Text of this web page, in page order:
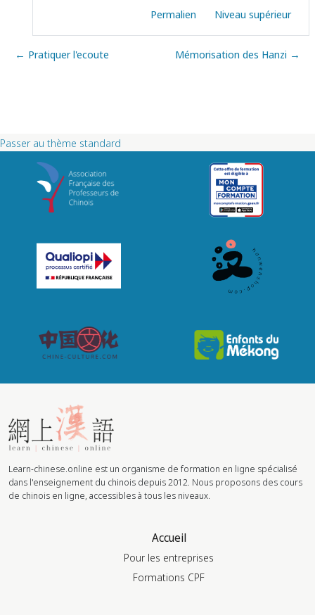
Permalien Niveau supérieur
← Pratiquer l'ecoute Mémorisation des Hanzi →
Passer au thème standard
Learn-chinese.online est un organisme de formation en ligne spécialisé
dans l'enseignement du chinois depuis 2012. Nous proposons des cours
de chinois en ligne, accessibles à tous les niveaux.
Accueil
Pour les entreprises
Formations CPF